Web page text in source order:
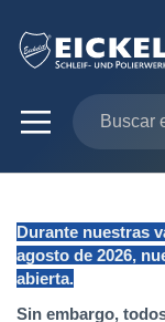
Durante nuestras
agosto de 2026,
abierta.
Sin embargo,